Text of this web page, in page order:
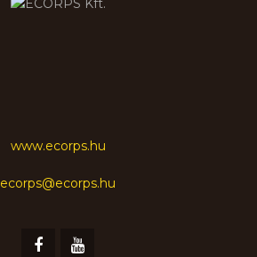
www.ecorps.hu
ecorps@ecorps.hu